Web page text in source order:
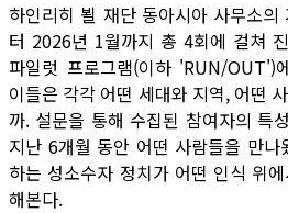
하인리히 뵐 재단 동아시아 사무소
터 2026년 1월까지 총 4회에 걸쳐
파일럿 프로그램(이하 'RUN/OUT')
이들은 각각 어떤 세대와 지역, 어떤
까. 설문을 통해 수집된 참여자의 특
지난 6개월 동안 어떤 사람들을 만
하는 성소수자 정치가 어떤 인식 위
해본다.